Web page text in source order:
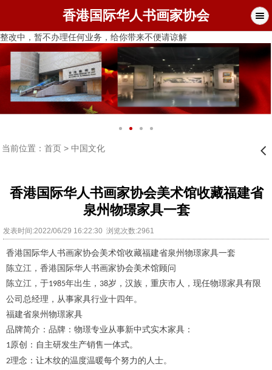
香港国际华人书画家协会
整改中，暂不办理任何业务，给你带来不便请谅解
当前位置： 首页> 中国文化 󰊒
香港国际华人书画家协会美术​馆收藏福建省
泉州物璟家具​一套
发表时间:2022/06/29 16:22:30 浏览次数:2961
香港国际华人书画家协会美术馆收藏福建省泉州物璟家具一套
陈立江，香港国际华人书画家协会美术馆顾问
陈立江，于1985年出生， 38岁，汉族，重庆市人，现任物璟家具有限
公司总经理，从事家具行业十四年。
福建省泉州物璟家具
品牌简介：品牌：物璟专业从事新中式实木家具：
1原创：自主研发生产销售一体式。
2理念：让木纹的温度温暖每个努力的人士。